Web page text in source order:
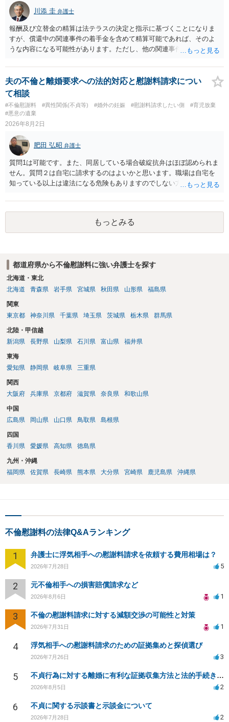
るのであれば，前向きに検討を進めるという考え方でもよいでしょ
う。慰謝料請求としては証拠として使えることが前提であり，その価
値と夫との関係との均衡のように思います。 ③行政書士に委任をして
いるのであれば，どのような内容の委任なのか不明ですが，その行政
書士との協議になると思います。請求するか，訴訟にするか，その点
の見極めや，相手方は性交類似行為は認めているのか，それさえも否
定しているのかによって，考え方・進め方は変わってくると思いま
す。 ④性交類似行為を認めているにもかかわらず支払を拒否するので
あれば，本人（行政書士でも同じだと思います。）への対応ではあま
り変わらないように思います。減額で折り合えるなら本人様の交渉で
もよいように思いますが，ゼロかどうかの観点であれば，訴訟に進む
しかなくなるようにも思います。そうしますと，お近くの弁護士に相
談して進めることを検討した方がよいようにも思います。
川添 圭 弁護士
報酬及び立替金の精算は法テラスの決定と指示に基づくことになりま
すが、償還中の関連事件の着手金を含めて精算可能であれば、そのよ
うな内容になる可能性があります。ただし、他の関連事件でも相手方
情によって対応が違いますので、法テラスへお尋ねいただいた方が確
実です。
夫の不倫と離婚要求への法的対応と慰謝料請求につい
て相談
#不倫慰謝料 #異性関係(不貞等) #婚外の妊娠 #慰謝料請求したい側
#育児放棄
#悪意の遺棄
2026年8月2日
肥田 弘昭 弁護士
質問1は可能です。また、同居している場合破綻抗弁はほぼ認められま
せん。質問２は自宅に請求するのはよいかと思います。職場は自宅を
知っている以上は違法になる危険もありますのでしない方が良いで
かと思います。有責配偶者ですので相手方からの離婚は拒否しても仮
に訴訟されても法的に成立しません。質問５は認知すると養育費支払
い、相続権が発生します。合意があれば法的に可能ですが法律で強制
することはできません。質問６は可能です。質問７は不貞行為の写真
もっとみる
都道府県から不倫慰謝料に強い弁護士を探す
北海道・東北
北海道
青森県 岩手県 宮城県 秋田県 山形県 福島県
関東
東京都
神奈川県 千葉県 埼玉県 茨城県 栃木県 群馬県
北陸・甲信越
新潟県
長野県 山梨県 石川県 富山県 福井県
東海
愛知県
静岡県 岐阜県 三重県
関西
大阪府
兵庫県 京都府 滋賀県 奈良県 和歌山県
中国
広島県
岡山県 山口県 鳥取県 島根県
四国
香川県
愛媛県 高知県 徳島県
九州・沖縄
福岡県
佐賀県 長崎県 熊本県 大分県 宮崎県 鹿児島県 沖縄県
不倫慰謝料の法律Q&Aランキング
1 弁護士に浮気相手への慰謝料請求を依頼する費用相場は？
2026年7月28日 5
2 元不倫相手への損害賠償請求など
2026年8月6日 1
3 不倫の慰謝料請求に対する減額交渉の可能性と対策
2026年7月31日 1
4 浮気相手への慰謝料請求のための証拠集めと探偵選び
2026年7月26日 3
5 不貞行為に対する離婚に有利な証拠収集方法と法的手続きについて
2026年8月5日 2
6 不貞に関する示談書と示談金について
2026年7月28日 2